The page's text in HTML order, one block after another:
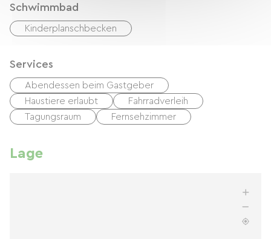
Schwimmbad
Kinderplanschbecken
Services
Abendessen beim Gastgeber
Haustiere erlaubt
Fahrradverleih
Tagungsraum
Fernsehzimmer
Lage